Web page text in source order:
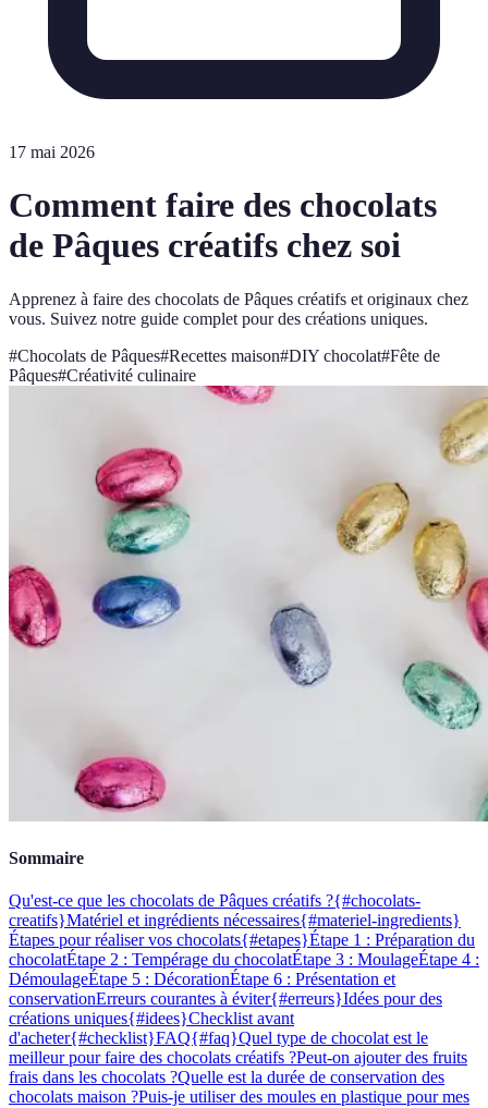
17 mai 2026
Comment faire des chocolats
de Pâques créatifs chez soi
Apprenez à faire des chocolats de Pâques créatifs et originaux chez
vous. Suivez notre guide complet pour des créations uniques.
#Chocolats de Pâques#Recettes maison#DIY chocolat#Fête de
Pâques#Créativité culinaire
Sommaire
Qu'est-ce que les chocolats de Pâques créatifs ?{#chocolats-
creatifs}Matériel et ingrédients nécessaires{#materiel-ingredients}
Étapes pour réaliser vos chocolats{#etapes}Étape 1 : Préparation du
chocolatÉtape 2 : Tempérage du chocolatÉtape 3 : MoulageÉtape 4 :
DémoulageÉtape 5 : DécorationÉtape 6 : Présentation et
conservationErreurs courantes à éviter{#erreurs}Idées pour des
créations uniques{#idees}Checklist avant
d'acheter{#checklist}FAQ{#faq}Quel type de chocolat est le
meilleur pour faire des chocolats créatifs ?Peut-on ajouter des fruits
frais dans les chocolats ?Quelle est la durée de conservation des
chocolats maison ?Puis-je utiliser des moules en plastique pour mes